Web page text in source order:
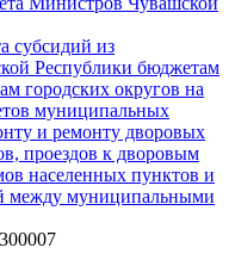
субсидий из
Республики бюджетам
городских округов на
муниципальных
и ремонту дворовых
проездов к дворовым
населенных пунктов и
между муниципальными